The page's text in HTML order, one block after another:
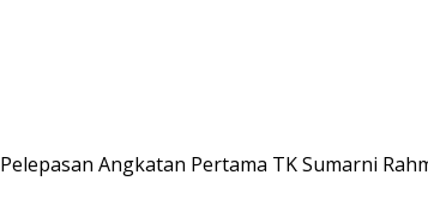
Pelepasan Angkatan Pertama TK Sumarni